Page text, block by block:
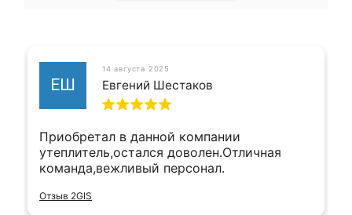
ЕШ
14 августа 2025
Евгений Шестаков
Приобретал в данной компании
утеплитель,остался доволен.Отличная
команда,вежливый персонал.
Отзыв 2GIS